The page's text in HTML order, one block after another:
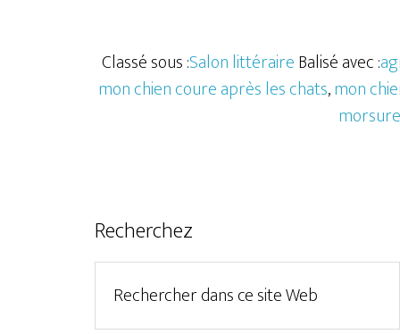
Classé sous :Salon littéraireBalisé avec :
mon chien coure après les chats,mon
morsure
Recherchez